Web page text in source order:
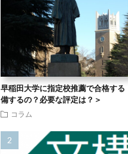
早稲田大学に指定校推薦で合格する
備するの？必要な評定は？＞
コラム